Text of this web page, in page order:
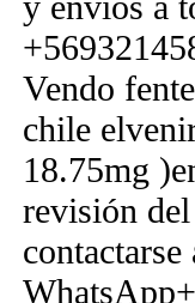
Vendo
chile
18.75mg
revisión